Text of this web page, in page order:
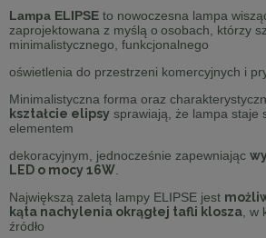
Lampa ELIPSE to nowoczesna lampa
zaprojektowana z myślą o osobach, którzy
minimalistycznego, funkcjonalnego
oświetlenia do przestrzeni komercyjnych i
Minimalistyczna forma oraz
kształcie elipsy sprawiają, że lampa staje
elementem
dekoracyjnym, jednocześnie zapewniając
LED o mocy 16W
Największą zaletą lampy ELIPSE jest
kąta nachylenia okrągłej tafli klosza ,
źródło